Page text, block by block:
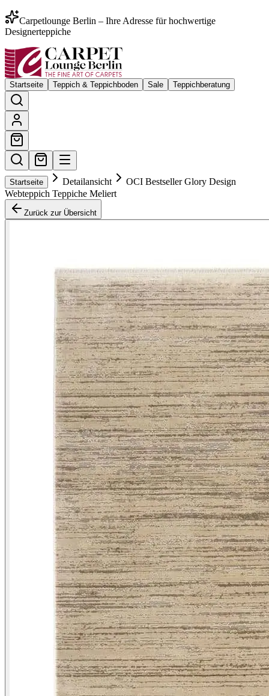
Carpetlounge Berlin – Ihre Adresse für hochwertige
Designerteppiche
Startseite Teppich & Teppichboden Sale Teppichberatung
Startseite Detailansicht
OCI Bestseller Glory Design
Webteppich Teppiche Meliert
Zurück zur Übersicht